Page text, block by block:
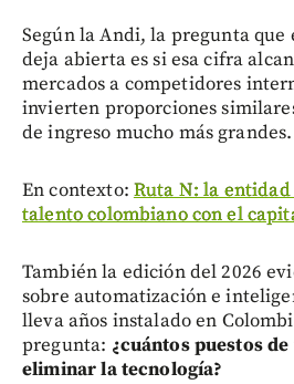
Según la Andi, la pregunta
deja abierta es si esa cifra
mercados a competidores
invierten proporciones
de ingreso mucho más grandes.
En contexto: Ruta N: la
talento colombiano con el
También la edición del 2026
sobre automatización e
lleva años instalado en
pregunta: ¿cuántos puestos
eliminar la tecnología?